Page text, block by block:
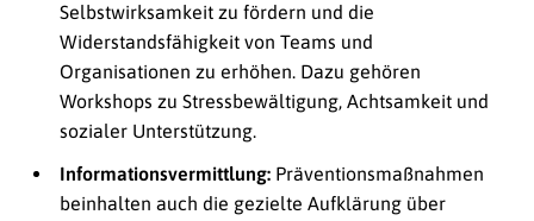
Selbstwirksamkeit zu fördern und die
Widerstandsfähigkeit von Teams und
Organisationen zu erhöhen. Dazu gehören
Workshops zu Stressbewältigung, Achtsamkeit und
sozialer Unterstützung.
Informationsvermittlung: Präventionsmaßnahmen
beinhalten auch die gezielte Aufklärung über